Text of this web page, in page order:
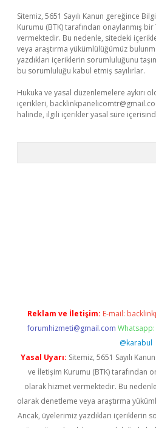
Sitemiz, 5651 Sayılı Kanun gereğince
Kurumu (BTK) tarafından onaylanmış bir
vermektedir. Bu nedenle, sitedeki
veya araştırma yükümlülüğümüz
yazdıkları içeriklerin sorumluluğunu
bu sorumluluğu kabul etmiş sayılırlar.
Hukuka ve yasal düzenlemelere aykırı
içerikleri,
halinde, ilgili içerikler yasal süre
Reklam ve İletişim: E-mail:
forumhizmeti@gmail.com
@karabul
Yasal Uyarı: Sitemiz, 5651 Sayılı
ve İletişim Kurumu (BTK) tarafından
olarak hizmet vermektedir. Bu
olarak denetleme veya araştırma
Ancak, üyelerimiz yazdıkları içeriklerin